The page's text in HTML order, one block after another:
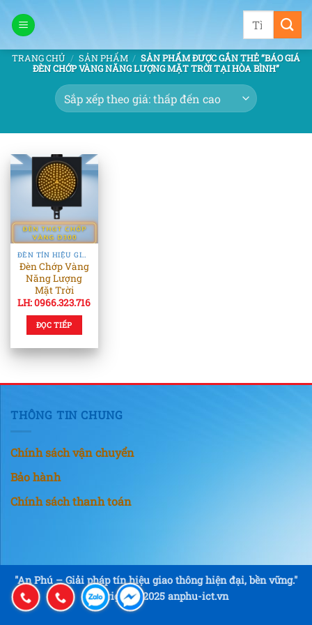
qua
dung
Tìm
TRANG CHỦ / SẢN PHẨM / SẢN PHẨM ĐƯỢC GẮN THẺ “BÁO GIÁ
ĐÈN CHỚP VÀNG NĂNG LƯỢNG MẶT TRỜI TẠI HÒA BÌNH”
ĐÈN TÍN HIỆU GIAO THÔNG
Đèn Chớp Vàng
Năng Lượng
Mặt Trời
LH: 0966.323.716
ĐỌC TIẾP
THÔNG TIN CHUNG
Chính sách vận chuyển
Bảo hành
Chính sách thanh toán
"An Phú – Giải pháp tín hiệu giao thông hiện đại, bền vững."
Copyright © 2025 anphu-ict.vn